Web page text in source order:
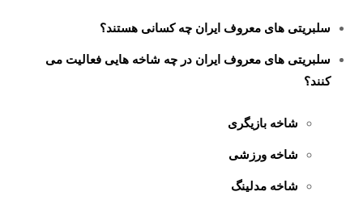
سلبریتی های معروف ایران چه کسانی هستند؟
سلبریتی های معروف ایران در چه شاخه هایی فعالیت می
کنند؟
شاخه بازیگری
شاخه ورزشی
شاخه مدلینگ